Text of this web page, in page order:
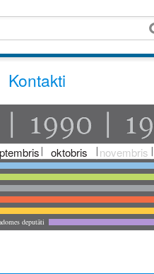
Kontakti
oktobris novembris
deputāti